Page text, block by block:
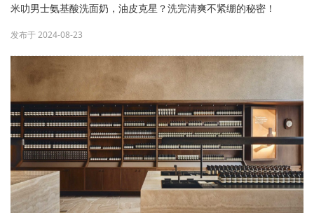
米叻男士氨基酸洗面奶，油皮克星？洗完清爽不紧绷的秘密！
发布于 2024-08-23